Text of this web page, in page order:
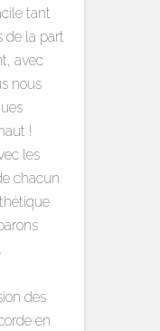
tant
de la part
avec
nous
!
les
chacun
des
en